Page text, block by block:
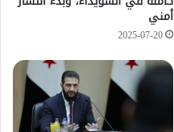
أمني
2025-07-20